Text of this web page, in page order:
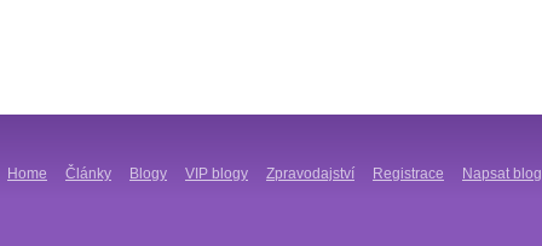
Home Články Blogy VIP blogy Zpravodajství Registrace Napsat blog